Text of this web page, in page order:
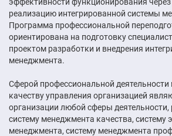
реализацию интегрированной системы
Программа профессиональной
ориентирована на подготовку
проектом разработки и внедрения
менеджмента.
Сферой профессиональной
качеству управления организацией
организации любой сферы
систему менеджмента качества, систему
менеджмента, систему менеджмента